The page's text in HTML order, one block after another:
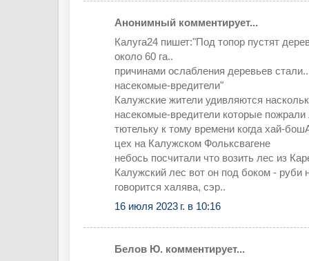
Анонимный комментирует...
Калуга24 пишет:"Под топор пустят
около 60 га..
причинами ослабления деревьев
насекомые-вредители"
Калужские жители удивляются
насекомые-вредители которые пожрали
тютельку к тому времени когда хай-
цех на Калужском Фольксвагене
небось посчитали что возить лес из
Калужский лес вот он под боком - руби
говорится халява, сэр..
16 июля 2023 г. в 10:16
Белов Ю. комментирует...